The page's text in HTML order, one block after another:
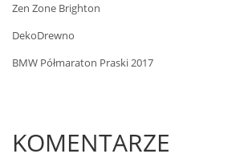
Zen Zone Brighton
DekoDrewno
BMW Półmaraton Praski 2017
KOMENTARZE